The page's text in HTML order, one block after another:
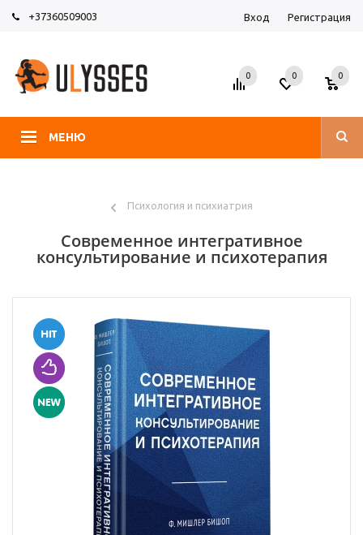
+37360509003 Вход Регистрация
МЕНЮ
0 0 0
Психология и психиатрия
Современное интегративное
консультирование и психотерапия